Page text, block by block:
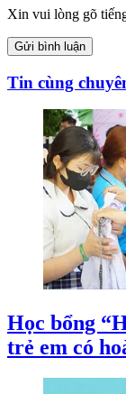
Xin vui lòng gõ
Gửi bình luận
Tin cùng
Học bổng
trẻ em có